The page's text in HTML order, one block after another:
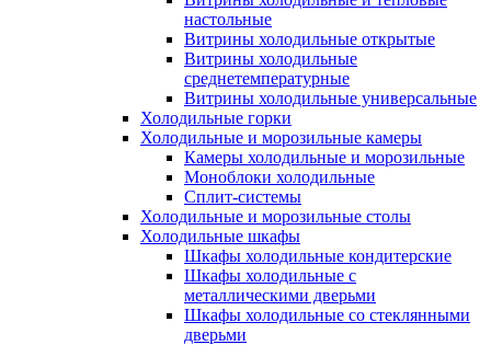
настольные
Витрины холодильные открытые
Витрины холодильные
среднетемпературные
Витрины холодильные универсальные
Холодильные горки
Холодильные и морозильные камеры
Камеры холодильные и морозильные
Моноблоки холодильные
Сплит-системы
Холодильные и морозильные столы
Холодильные шкафы
Шкафы холодильные кондитерские
Шкафы холодильные с
металлическими дверьми
Шкафы холодильные со стеклянными
дверьми